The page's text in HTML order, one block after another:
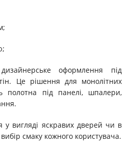
оформлення під
Це рішення для монолітних
полотна під панелі, шпалери,
у вигляді яскравих дверей чи в
смаку кожного користувача.